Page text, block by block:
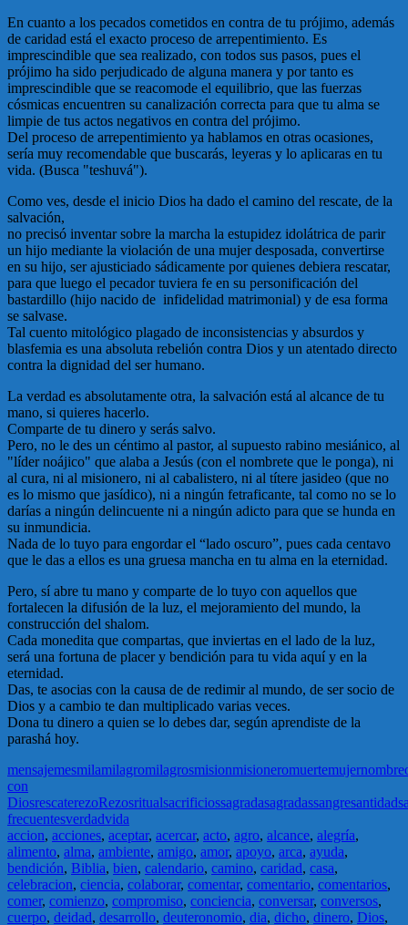
En cuanto a los pecados cometidos en contra de tu prójimo, además
de caridad está el exacto proceso de arrepentimiento. Es
imprescindible que sea realizado, con todos sus pasos, pues el
prójimo ha sido perjudicado de alguna manera y por tanto es
imprescindible que se reacomode el equilibrio, que las fuerzas
cósmicas encuentren su canalización correcta para que tu alma se
limpie de tus actos negativos en contra del prójimo.
Del proceso de arrepentimiento ya hablamos en otras ocasiones,
sería muy recomendable que buscarás, leyeras y lo aplicaras en tu
vida. (Busca "teshuvá").
Como ves, desde el inicio Dios ha dado el camino del rescate, de la
salvación,
no precisó inventar sobre la marcha la estupidez idolátrica de parir
un hijo mediante la violación de una mujer desposada, convertirse
en su hijo, ser ajusticiado sádicamente por quienes debiera rescatar,
para que luego el pecador tuviera fe en su personificación del
bastardillo (hijo nacido de infidelidad matrimonial) y de esa forma
se salvase.
Tal cuento mitológico plagado de inconsistencias y absurdos y
blasfemia es una absoluta rebelión contra Dios y un atentado directo
contra la dignidad del ser humano.
La verdad es absolutamente otra, la salvación está al alcance de tu
mano, si quieres hacerlo.
Comparte de tu dinero y serás salvo.
Pero, no le des un céntimo al pastor, al supuesto rabino mesiánico, al
"líder noájico" que alaba a Jesús (con el nombrete que le ponga), ni
al cura, ni al misionero, ni al cabalistero, ni al títere jasideo (que no
es lo mismo que jasídico), ni a ningún fetraficante, tal como no se lo
darías a ningún delincuente ni a ningún adicto para que se hunda en
su inmundicia.
Nada de lo tuyo para engordar el “lado oscuro”, pues cada centavo
que le das a ellos es una gruesa mancha en tu alma en la eternidad.
Pero, sí abre tu mano y comparte de lo tuyo con aquellos que
fortalecen la difusión de la luz, el mejoramiento del mundo, la
construcción del shalom.
Cada monedita que compartas, que inviertas en el lado de la luz,
será una fortuna de placer y bendición para tu vida aquí y en la
eternidad.
Das, te asocias con la causa de de redimir al mundo, de ser socio de
Dios y a cambio te dan multiplicado varias veces.
Dona tu dinero a quien se lo debes dar, según aprendiste de la
parashá hoy.
mensajemesmilamilagromilagrosmisionmisioneromuertemujernombre
con
DiosrescaterezoRezosritualsacrificiossagradasagradassangresantidad
frecuentesverdadvida
accion, acciones, aceptar, acercar, acto, agro, alcance, alegría,
alimento, alma, ambiente, amigo, amor, apoyo, arca, ayuda,
bendición, Biblia, bien, calendario, camino, caridad, casa,
celebracion, ciencia, colaborar, comentar, comentario, comentarios,
comer, comienzo, compromiso, conciencia, conversar, conversos,
cuerpo, deidad, desarrollo, deuteronomio, dia, dicho, dinero, Dios,